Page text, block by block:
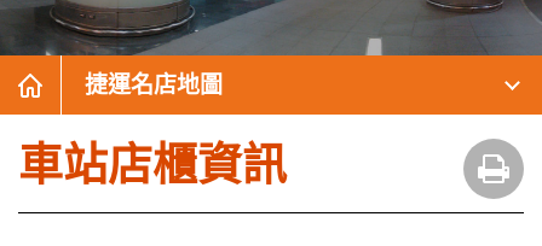
捷運名店地圖
車站店櫃資訊